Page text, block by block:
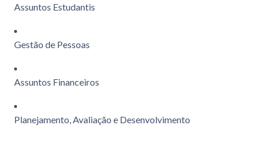
Assuntos Estudantis
Gestão de Pessoas
Assuntos Financeiros
Planejamento, Avaliação e Desenvolvimento